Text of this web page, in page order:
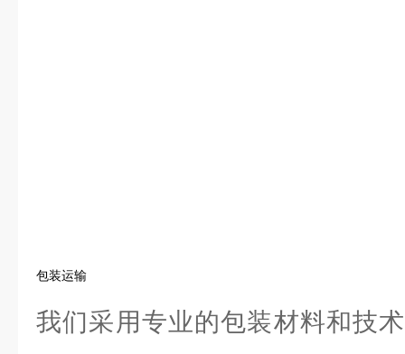
包装运输
我们采用专业的包装材料和技